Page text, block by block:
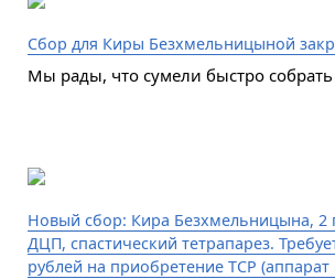
Сбор для Киры Безхмельницыной
Мы рады, что сумели быстро собрать
Новый сбор: Кира Безхмельницына, 2
ДЦП, спастический тетрапарез.
рублей на приобретение ТСР (аппарат